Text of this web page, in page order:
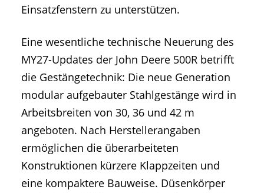
Einsatzfenstern zu unterstützen.
Eine wesentliche technische Neuerung des
MY27-Updates der John Deere 500R betrifft
die Gestängetechnik: Die neue Generation
modular aufgebauter Stahlgestänge wird in
Arbeitsbreiten von 30, 36 und 42 m
angeboten. Nach Herstellerangaben
ermöglichen die überarbeiteten
Konstruktionen kürzere Klappzeiten und
eine kompaktere Bauweise. Düsenkörper